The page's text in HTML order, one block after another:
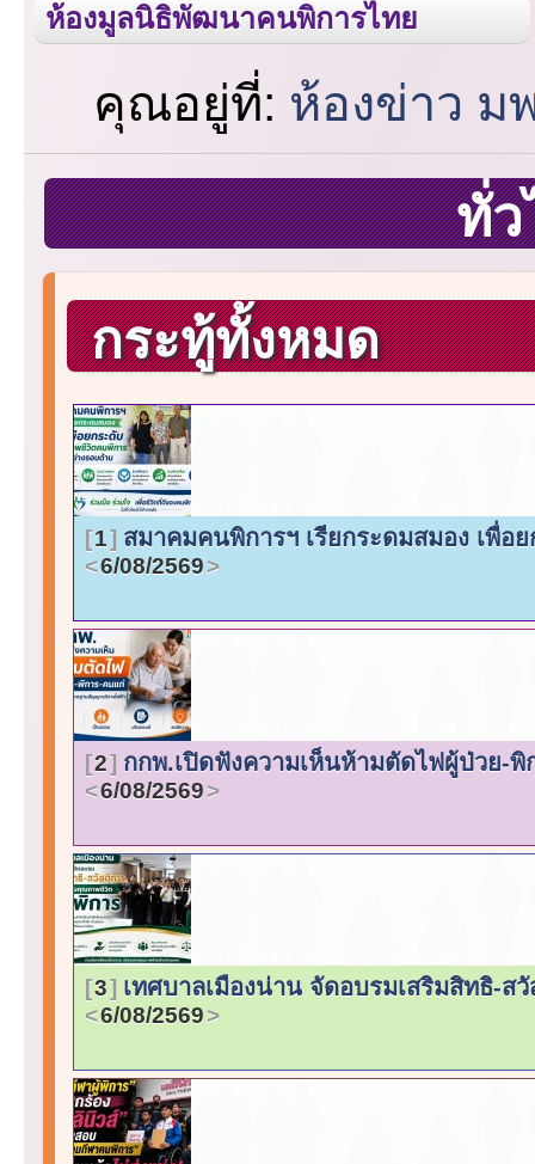
ห้องมูลนิธิพัฒนาคนพิการไทย
คุณอยู่ที่: ห้องข่าว
ทั่
กระทู้ทั้งหมด
1 สมาคมคนพิการฯ เรียกระดมสมอง เพื่
6/08/2569
2 กกพ.เปิดฟังความเห็นห้ามตัดไฟผู้ป่วย-
6/08/2569
3 เทศบาลเมืองน่าน จัดอบรมเสริมสิทธิ-
6/08/2569